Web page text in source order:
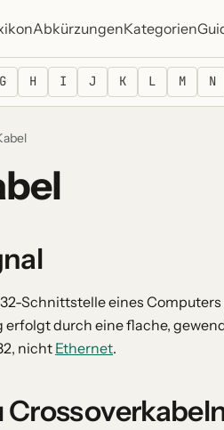
AbkürzungenKategorien
G H I J K L M N
Schnittstelle eines
durch eine flache,
nicht Ethernet.